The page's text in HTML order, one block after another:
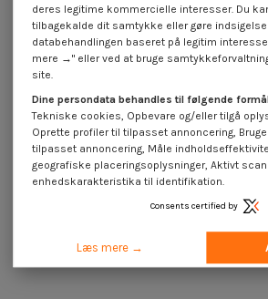
Gevindvalse skrue forsænket
hoved T20 4,8X60 Rustfrit stål A2
4,25 €inkl. moms
hoved
deres legitime kommercielle interesser. Du
tilbagekalde dit samtykke eller gøre
databehandlingen baseret på legitim
mere →" eller ved at bruge
site.
Dine persondata behandles til følgende
Tekniske cookies, Opbevare og/eller tilgå
Oprette profiler til tilpasset annoncering,
tilpasset annoncering, Måle
geografiske placeringsoplysninger, Aktivt
enhedskarakteristika til identifikation.
Consents certified by
Læs mere →